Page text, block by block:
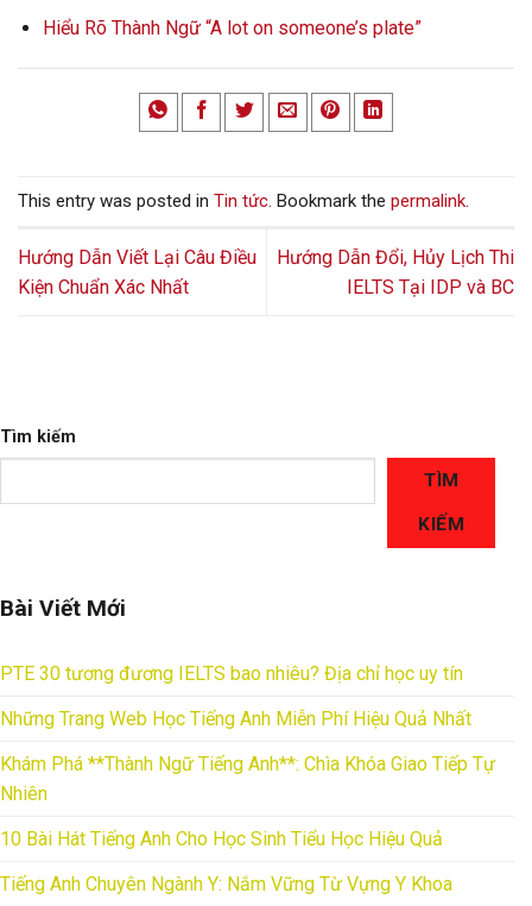
Hiểu Rõ Thành Ngữ “A lot on someone’s plate”
This entry was posted in Tin tức . Bookmark the permalink
Hướng Dẫn Viết Lại Câu Điều
Kiện Chuẩn Xác Nhất
Hướng Dẫn Đổi, Hủy Lịch Thi
IELTS Tại IDP và BC
Tìm kiếm
TÌM
KIẾM
Bài Viết Mới
PTE 30 tương đương IELTS bao nhiêu? Địa chỉ học uy tín
Những Trang Web Học Tiếng Anh Miễn Phí Hiệu Quả Nhất
Khám Phá **Thành Ngữ Tiếng Anh**: Chìa Khóa Giao Tiếp Tự
Nhiên
10 Bài Hát Tiếng Anh Cho Học Sinh Tiểu Học Hiệu Quả
Tiếng Anh Chuyên Ngành Y: Nắm Vững Từ Vựng Y Khoa